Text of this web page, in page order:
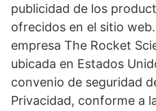
publicidad de los
ofrecidos en el sitio
empresa The Rocket
ubicada en Estados
convenio de seguridad
Privacidad, conforme a